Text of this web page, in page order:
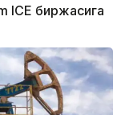
ICE биржасига